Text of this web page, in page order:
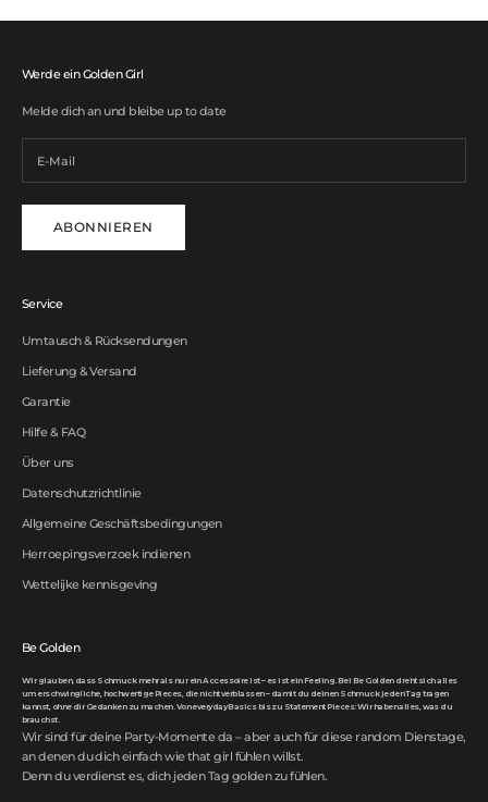
Werde ein Golden Girl
Melde dich an und bleibe up to date
ABONNIEREN
Service
Umtausch & Rücksendungen
Lieferung & Versand
Garantie
Hilfe & FAQ
Über uns
Datenschutzrichtlinie
Allgemeine Geschäftsbedingungen
Herroepingsverzoek indienen
Wettelijke kennisgeving
Be Golden
Wir glauben, dass Schmuck mehr als nur ein Accessoire ist – es ist ein Feeling. Bei Be Golden dreht sich alles
um erschwingliche, hochwertige Pieces, die nicht verblassen – damit du deinen Schmuck jeden Tag tragen
kannst, ohne dir Gedanken zu machen. Von everyday Basics bis zu Statement Pieces: Wir haben alles, was du
brauchst.
Wir sind für deine Party-Momente da – aber auch für diese random Dienstage,
an denen du dich einfach wie that girl fühlen willst.
Denn du verdienst es, dich jeden Tag golden zu fühlen.